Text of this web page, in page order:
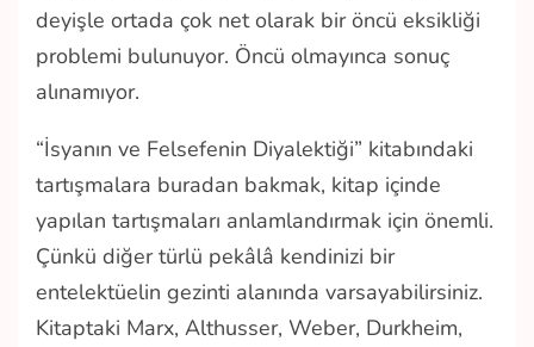
deyişle ortada çok net olarak bir öncü eksikliği
problemi bulunuyor. Öncü olmayınca sonuç
alınamıyor.
“İsyanın ve Felsefenin Diyalektiği” kitabındaki
tartışmalara buradan bakmak, kitap içinde
yapılan tartışmaları anlamlandırmak için önemli.
Çünkü diğer türlü pekâlâ kendinizi bir
entelektüelin gezinti alanında varsayabilirsiniz.
Kitaptaki Marx, Althusser, Weber, Durkheim,